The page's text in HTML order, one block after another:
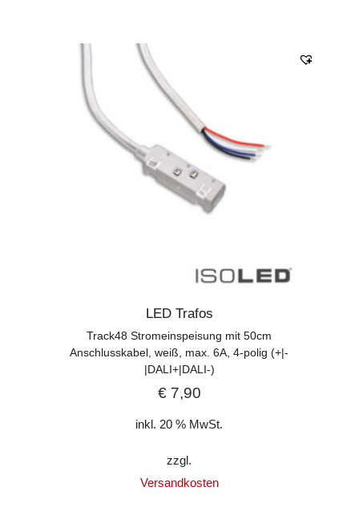
LED Trafos
Track48 Stromeinspeisung mit 50cm
Anschlusskabel, weiß, max. 6A, 4-polig (+|-
|DALI+|DALI-)
€7,90
inkl. 20 % MwSt.
zzgl.
Versandkosten